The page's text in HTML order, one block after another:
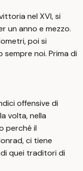
nel XVI, si
un anno e mezzo.
poi si
noi. Prima di
offensive di
volta, nella
perché il
ci tiene
quei traditori di